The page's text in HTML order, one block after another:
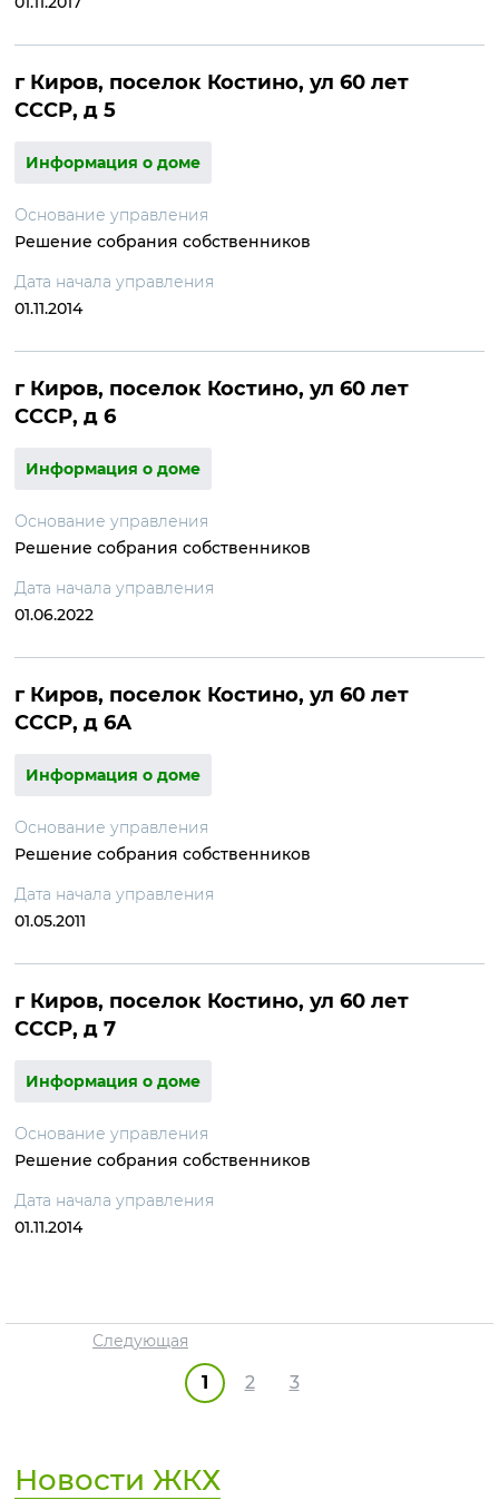
г Киров, поселок Костино, ул 60 лет
СССР, д 5
Информация о доме
Основание управления
Решение собрания собственников
Дата начала управления
01.11.2014
г Киров, поселок Костино, ул 60 лет
СССР, д 6
Информация о доме
Основание управления
Решение собрания собственников
Дата начала управления
01.06.2022
г Киров, поселок Костино, ул 60 лет
СССР, д 6А
Информация о доме
Основание управления
Решение собрания собственников
Дата начала управления
01.05.2011
г Киров, поселок Костино, ул 60 лет
СССР, д 7
Информация о доме
Основание управления
Решение собрания собственников
Дата начала управления
01.11.2014
1 2 3
Следующая
Новости ЖКХ